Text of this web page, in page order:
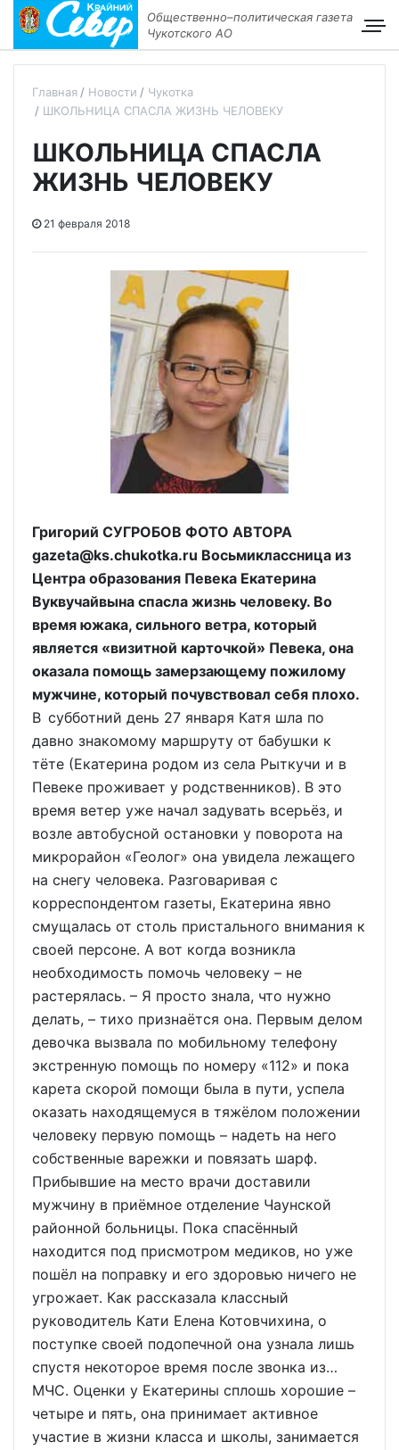
Общественно–политическая газета
Чукотского АО
Главная Новости
Чукотка
ШКОЛЬНИЦА СПАСЛА ЖИЗНЬ ЧЕЛОВЕКУ
ШКОЛЬНИЦА СПАСЛА
ЖИЗНЬ ЧЕЛОВЕКУ
21 февраля 2018
Григорий СУГРОБОВ ФОТО АВТОРА
gazeta@ks.chukotka.ru Восьмиклассница из
Центра образования Певека Екатерина
Вуквучайвына спасла жизнь человеку. Во
время южака, сильного ветра, который
является «визитной карточкой» Певека, она
оказала помощь замерзающему пожилому
мужчине, который почувствовал себя плохо.
В субботний день 27 января Катя шла по
давно знакомому маршруту от бабушки к
тёте (Екатерина родом из села Рыткучи и в
Певеке проживает у родственников). В это
время ветер уже начал задувать всерьёз, и
возле автобусной остановки у поворота на
микрорайон «Геолог» она увидела лежащего
на снегу человека. Разговаривая с
корреспондентом газеты, Екатерина явно
смущалась от столь пристального внимания к
своей персоне. А вот когда возникла
необходимость помочь человеку – не
растерялась. – Я просто знала, что нужно
делать, – тихо признаётся она. Первым делом
девочка вызвала по мобильному телефону
экстренную помощь по номеру «112» и пока
карета скорой помощи была в пути, успела
оказать находящемуся в тяжёлом положении
человеку первую помощь – надеть на него
собственные варежки и повязать шарф.
Прибывшие на место врачи доставили
мужчину в приёмное отделение Чаунской
районной больницы. Пока спасённый
находится под присмотром медиков, но уже
пошёл на поправку и его здоровью ничего не
угрожает. Как рассказала классный
руководитель Кати Елена Котовчихина, о
поступке своей подопечной она узнала лишь
спустя некоторое время после звонка из…
МЧС. Оценки у Екатерины сплошь хорошие –
четыре и пять, она принимает активное
участие в жизни класса и школы, занимается